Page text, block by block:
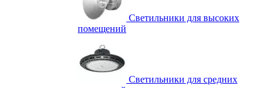
Светильники для высоких
помещений
Светильники для средних